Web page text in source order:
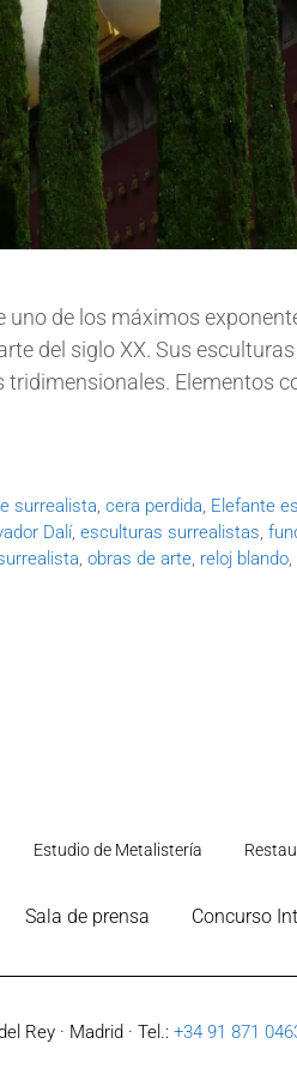
uno de los máximos
del siglo XX. Sus
Elementos
surrealista,cera perdida, Elefante
Dalí, esculturas surrealistas,
, obras de arte, reloj blando,
Estudio de Metalistería
Sala de prensa Concurso
Rey · Madrid · Tel.:+34 91 871